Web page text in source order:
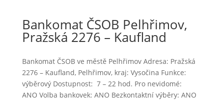
Bankomat ČSOB Pelhřimov,
Pražská 2276 – Kaufland
Bankomat ČSOB ve městě Pelhřimov Adresa: Pražská
2276 – Kaufland, Pelhřimov, kraj: Vysočina Funkce:
výběrový Dostupnost: 7 – 22 hod. Pro nevidomé:
ANO Volba bankovek: ANO Bezkontaktní výběry: ANO